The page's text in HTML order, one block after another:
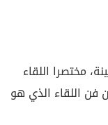
مختصرا اللقاء
فن اللقاء الذي هو